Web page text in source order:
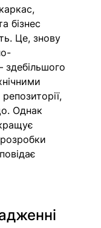
бізнес
Це, знову
здебільшого
Однак